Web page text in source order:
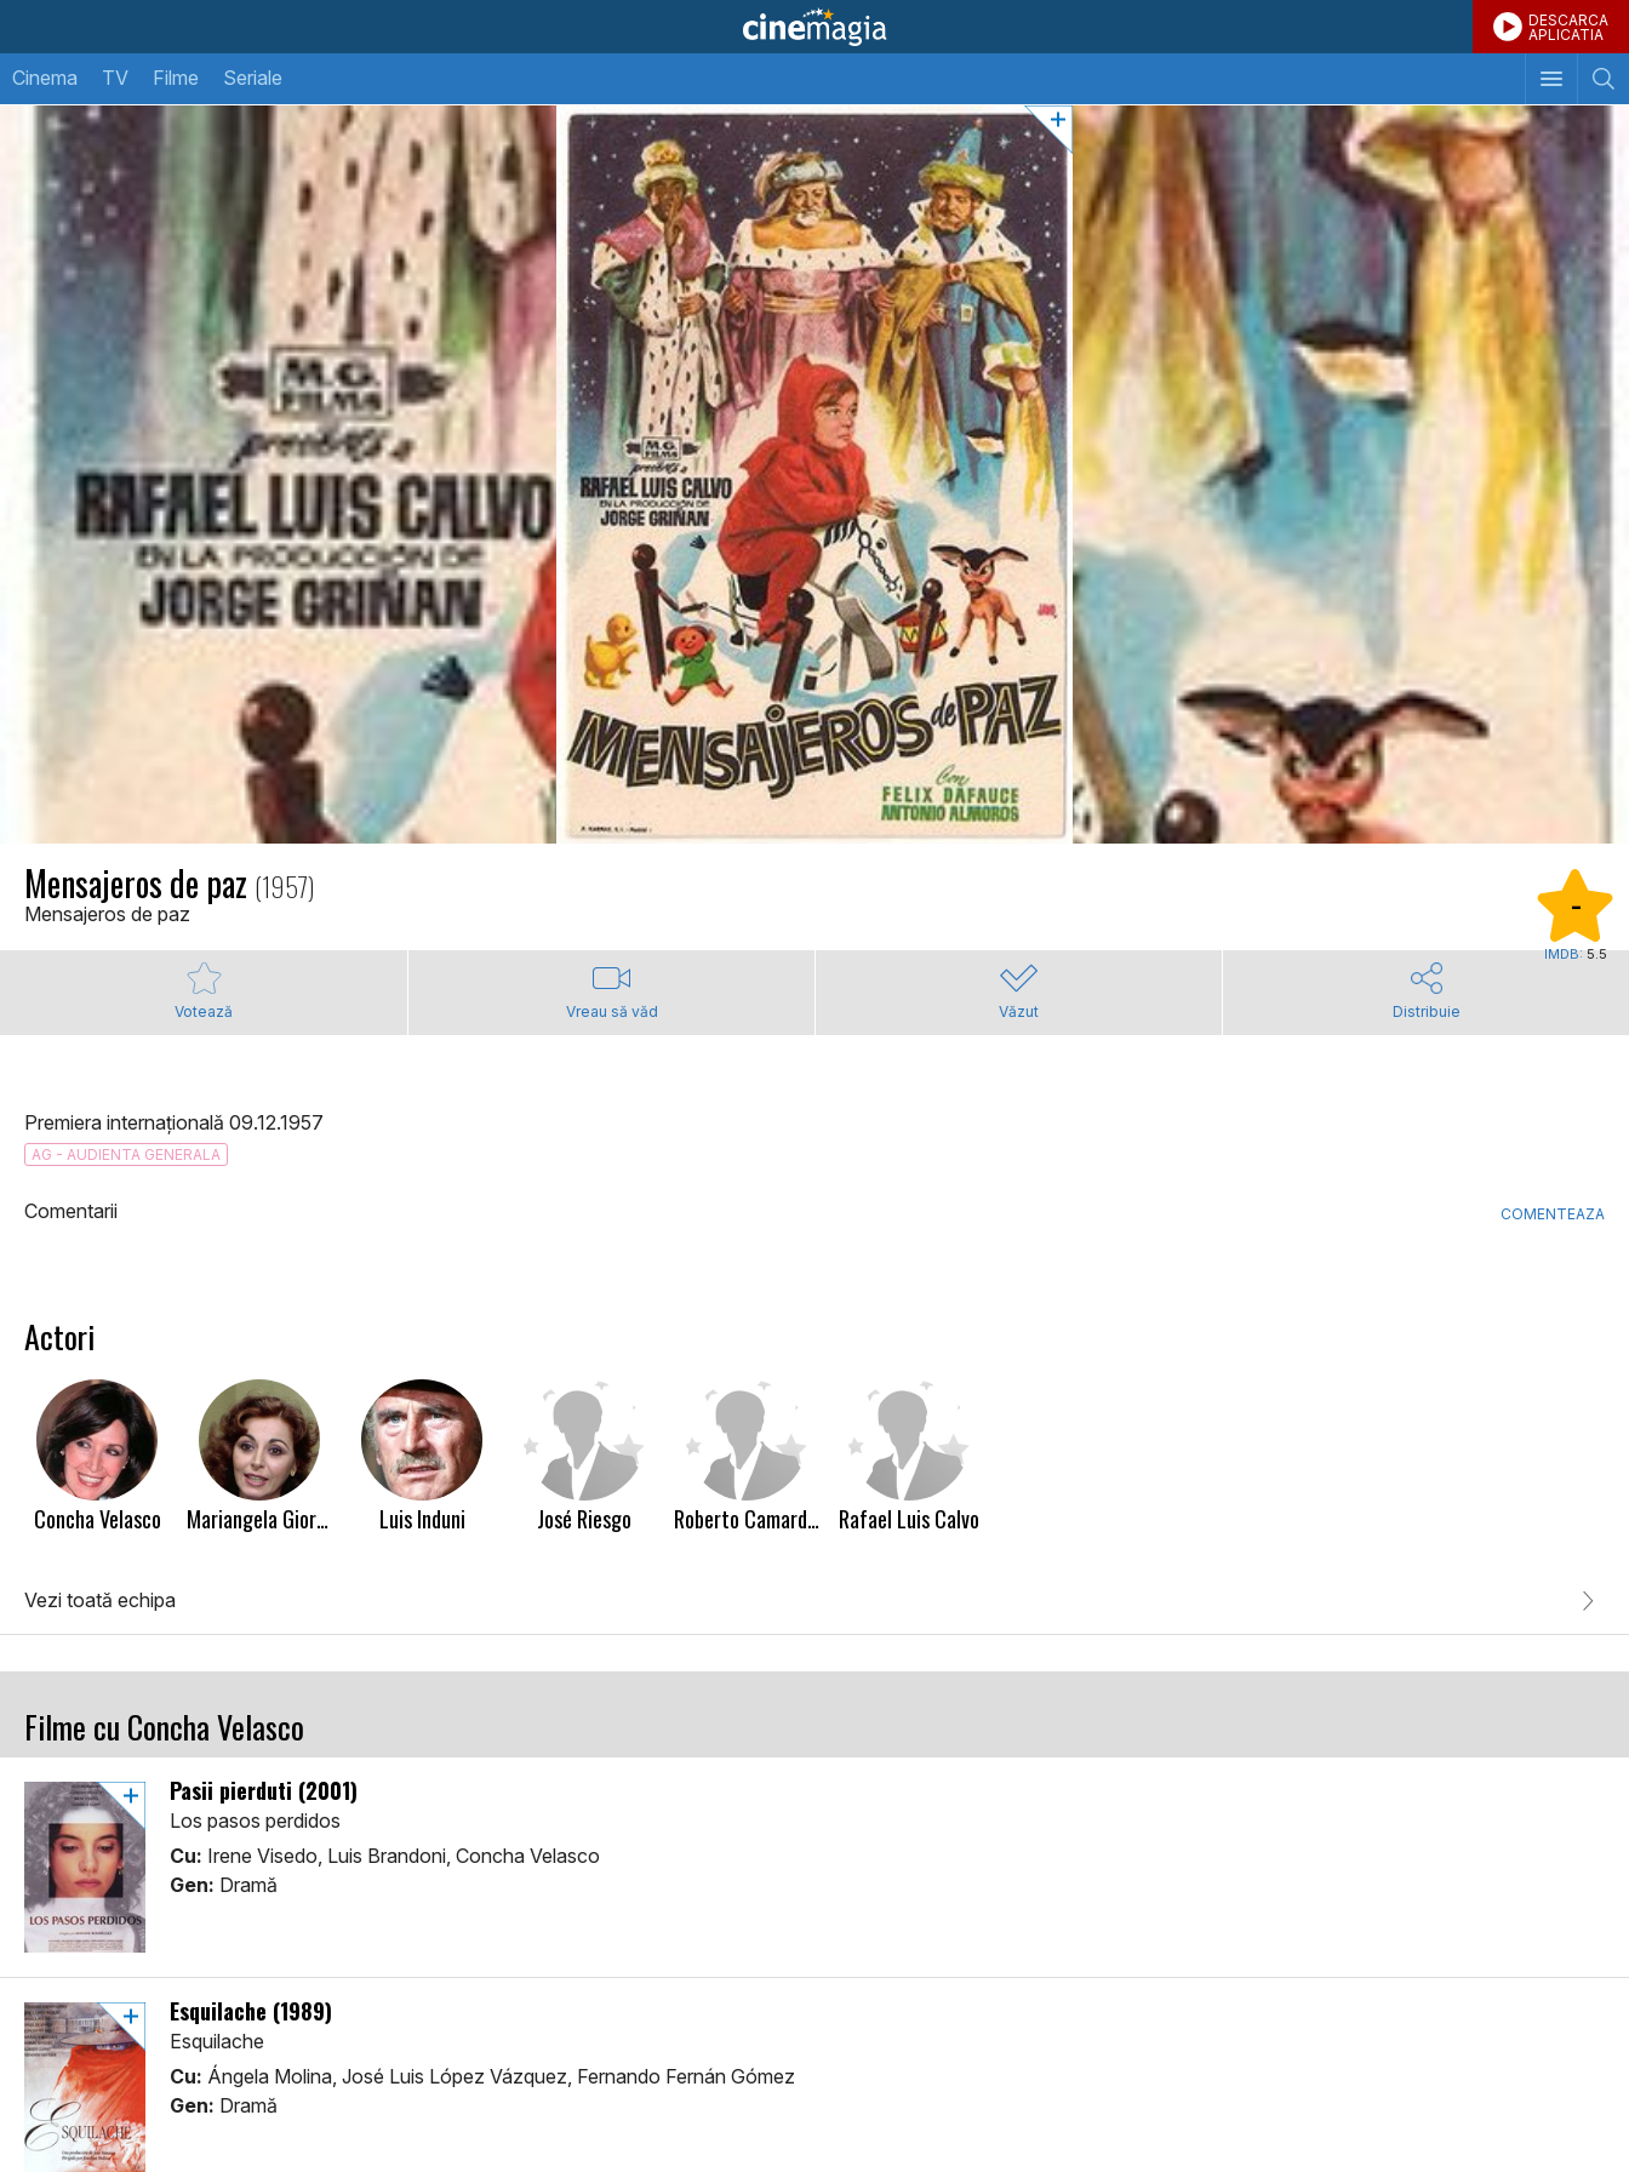
DESCARCA
APLICATIA
Cinema TV Filme Seriale
Mensajeros de paz (1957)
Mensajeros de paz -
IMDB:5.5
Votează Vreau să văd Văzut Distribuie
Premiera internațională 09.12.1957
AG - AUDIENTA GENERALA
Comentarii COMENTEAZA
Actori
Concha Velasco Mariangela Giordano Luis Induni José Riesgo Roberto Camardiel Rafael Luis Calvo
Vezi toată echipa
Filme cu Concha Velasco
Pasii pierduti (2001)
Los pasos perdidos
Cu: Irene Visedo, Luis Brandoni, Concha Velasco
Gen: Dramă
Esquilache (1989)
Esquilache
Cu: Ángela Molina, José Luis López Vázquez, Fernando Fernán Gómez
Gen: Dramă